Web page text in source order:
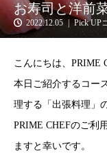
お寿司と洋前
2022.12.05 Pick UP
こんにちは、PRIME
本日ご紹介するコー
理する「出張料理」
PRIME CHEFのご利
ますと幸いです。